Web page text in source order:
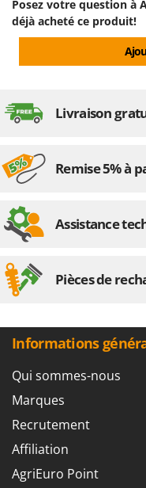
Posez votre question à
déjà acheté ce produit!
Livraison
Remise 5% à
Assistance
Pièces de
Informations
Qui sommes-nous
Marques
Recrutement
Affiliation
AgriEuro Point